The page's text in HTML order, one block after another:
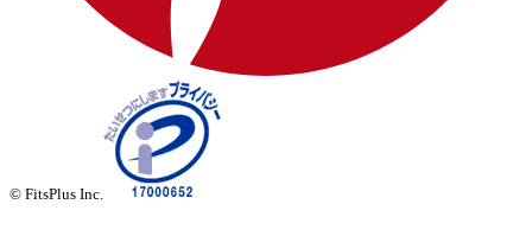
© FitsPlus Inc.